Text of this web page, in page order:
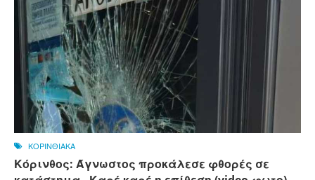
ΚΟΡΙΝΘΙΑΚΑ
Κόρινθος: Άγνωστος προκάλεσε φθορές σε